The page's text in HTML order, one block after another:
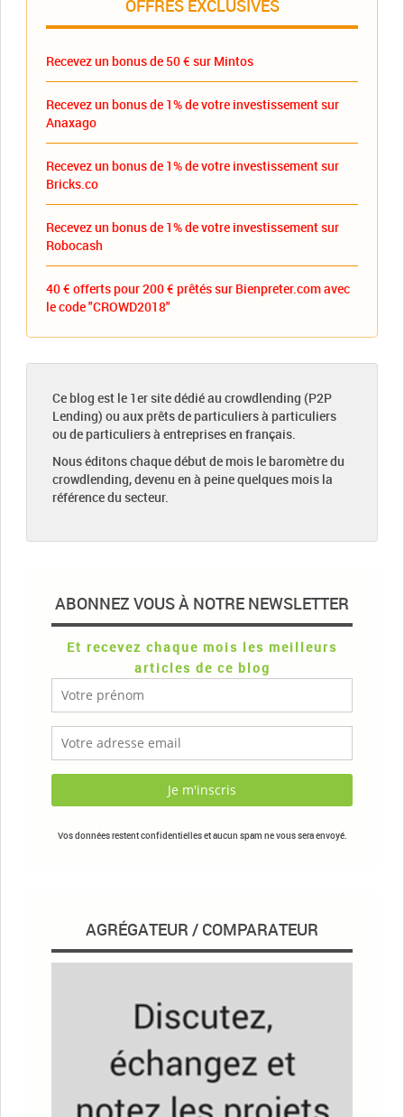
OFFRES EXCLUSIVES
Recevez un bonus de 50 € sur Mintos
Recevez un bonus de 1% de votre investissement sur
Anaxago
Recevez un bonus de 1% de votre investissement sur
Bricks.co
Recevez un bonus de 1% de votre investissement sur
Robocash
40 € offerts pour 200 € prêtés sur Bienpreter.com avec
le code "CROWD2018"
Ce blog est le 1er site dédié au crowdlending (P2P
Lending) ou aux prêts de particuliers à particuliers
ou de particuliers à entreprises en français.
Nous éditons chaque début de mois le baromètre du
crowdlending, devenu en à peine quelques mois la
référence du secteur.
ABONNEZ VOUS À NOTRE NEWSLETTER
Et recevez chaque mois les meilleurs
articles de ce blog
Vos données restent confidentielles et aucun spam ne vous sera envoyé.
AGRÉGATEUR / COMPARATEUR